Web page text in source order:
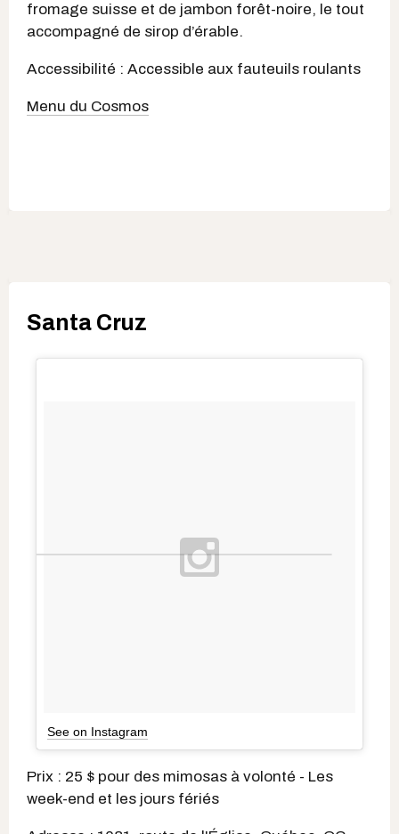
fromage suisse et de jambon forêt-noire, le tout
accompagné de sirop d’érable.
Accessibilité : Accessible aux fauteuils roulants
Menu du Cosmos
Santa Cruz
See on Instagram
Prix : 25 $ pour des mimosas à volonté - Les
week-end et les jours fériés